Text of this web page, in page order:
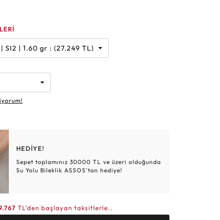
Karat | G | SI2 | 1.60 gr : (27.249 TL)
HEDİYE!
Sepet toplamınız 30000 TL ve üzeri olduğunda
Su Yolu Bileklik ASSOS'tan hediye!
TL'den başlayan taksitlerle..